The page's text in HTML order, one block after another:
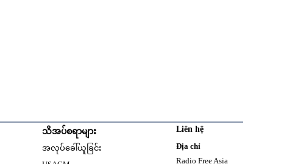
သိအပ်စရာများ
အလုပ်ခေါ်ယူခြင်း
Liên hệ
Địa chỉ
Radio Free Asia